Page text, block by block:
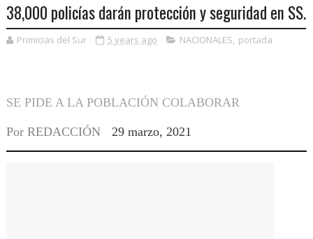
38,000 policías darán protección y seguridad en SS.
Primicias del Sur 5 years ago NACIONALES, portada
SE PIDE A LA POBLACIÓN COLABORAR
PorREDACCIÓN 29 marzo, 2021